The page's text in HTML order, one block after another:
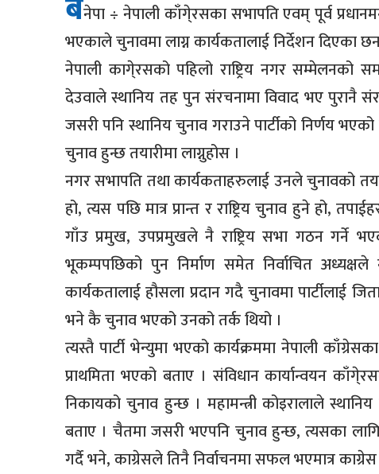
नेपा ÷ नेपाली काँगे्रसका सभापति एवम् पूर्व
भएकाले चुनावमा लाग्न कार्यकतालाई निर्देशन दिएका
नेपाली कागे्रसको पहिलो राष्ट्रिय नगर सम्मेलनको
देउवाले स्थानिय तह पुन संरचनामा विवाद भए पुरानै
जसरी पनि स्थानिय चुनाव गराउने पार्टीको निर्णय
चुनाव हुन्छ तयारीमा लाग्नुहोस ।
नगर सभापति तथा कार्यकताहरुलाई उनले चुनावको
हो, त्यस पछि मात्र प्रान्त र राष्ट्रिय चुनाव हुने हो,
गाँउ प्रमुख, उपप्रमुखले नै राष्ट्रिय सभा गठन गर्ने
भूकम्पपछिको पुन निर्माण समेत निर्वाचित
कार्यकतालाई हौसला प्रदान गदै चुनावमा पार्टीलाई
भने कै चुनाव भएको उनको तर्क थियो ।
त्यस्तै पार्टी भेन्युमा भएको कार्यक्रममा नेपाली
प्राथमिता भएको बताए । संविधान कार्यान्वयन
निकायको चुनाव हुन्छ । महामन्त्री कोइरालाले
बताए । चैतमा जसरी भएपनि चुनाव हुन्छ, त्यसका
गर्दै भने, काग्रेसले तिनै निर्वाचनमा सफल भएमात्र